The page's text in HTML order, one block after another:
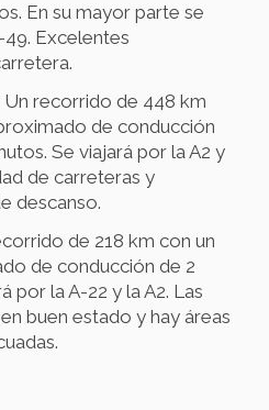
En su mayor parte se
Excelentes
Un recorrido de 448 km
de conducción
Se viajará por la A2 y
de carreteras y
descanso.
de 218 km con un
de conducción de 2
por la A-22 y la A2. Las
buen estado y hay áreas